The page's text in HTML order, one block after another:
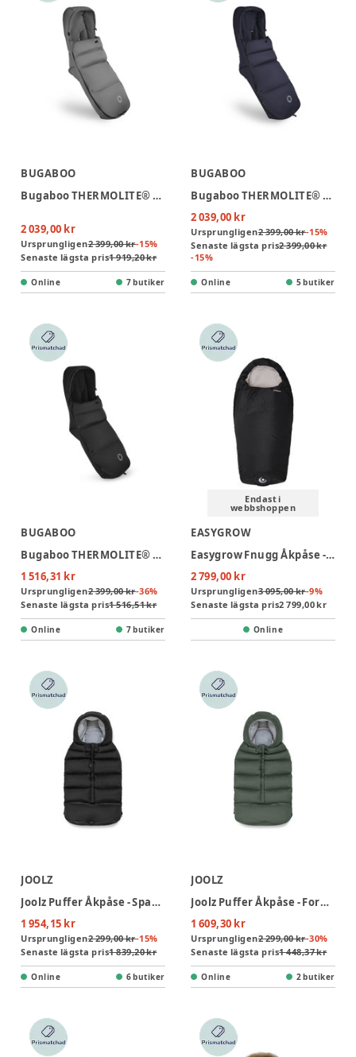
BUGABOO
Bugaboo THERMOLITE® Performance Åkpåse - Moon Grey
2 039,00 kr
Ursprungligen2 399,00 kr-15%
Senaste lägsta pris1 919,20 kr
Online 7 butiker
BUGABOO
Bugaboo THERMOLITE® Performance Åkpåse - Deep Indigo
2 039,00 kr
Ursprungligen2 399,00 kr-15%
Senaste lägsta pris2 399,00 kr
-15%
Online 5 butiker
BUGABOO
Bugaboo THERMOLITE® Performance Åkpåse - Heritage Black
1 516,31 kr
Ursprungligen2 399,00 kr-36%
Senaste lägsta pris1 516,51 kr
Online 7 butiker
Endast i
webbshoppen
EASYGROW
Easygrow Fnugg Åkpåse - Black
2 799,00 kr
Ursprungligen3 095,00 kr-9%
Senaste lägsta pris2 799,00 kr
Online
JOOLZ
Joolz Puffer Åkpåse - Space Black
1 954,15 kr
Ursprungligen2 299,00 kr-15%
Senaste lägsta pris1 839,20 kr
Online 6 butiker
JOOLZ
Joolz Puffer Åkpåse - Forest Green
1 609,30 kr
Ursprungligen2 299,00 kr-30%
Senaste lägsta pris1 448,37 kr
Online 2 butiker